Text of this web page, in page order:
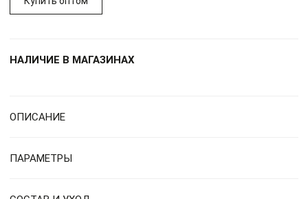
НАЛИЧИЕ В МАГАЗИНАХ
ОПИСАНИЕ
ПАРАМЕТРЫ